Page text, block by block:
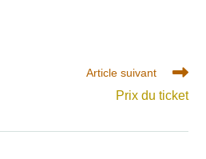
Article suivant
Prix du ticket